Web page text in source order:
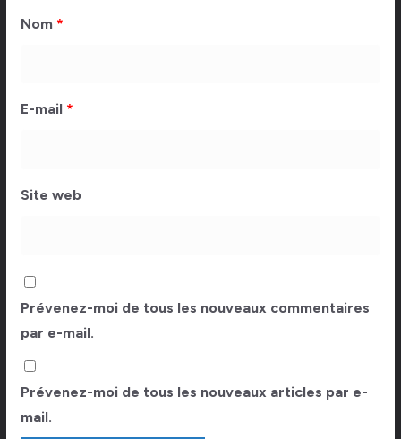
Nom *
E-mail *
Site web
Prévenez-moi de tous les nouveaux commentaires
par e-mail.
Prévenez-moi de tous les nouveaux articles par e-
mail.